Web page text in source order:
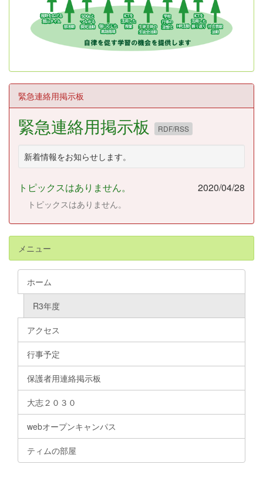
緊急連絡用掲示板
緊急連絡用掲示板 RDF/RSS
新着情報をお知らせします。
トピックスはありません。 2020/04/28
トピックスはありません。
メニュー
ホーム
R3年度
アクセス
行事予定
保護者用連絡掲示板
大志２０３０
webオープンキャンパス
ティムの部屋